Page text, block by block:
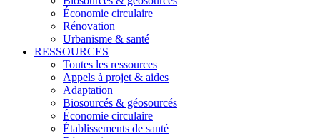
Économie circulaire
Rénovation
Urbanisme & santé
RESSOURCES
Toutes les ressources
Appels à projet & aides
Adaptation
Biosourcés & géosourcés
Économie circulaire
Établissements de santé